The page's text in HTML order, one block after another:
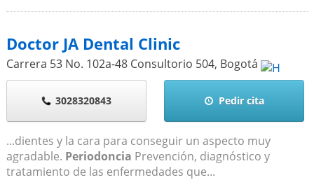
Doctor JA Dental Clinic
Carrera 53 No. 102a-48 Consultorio 504, Bogotá
3028320843 Pedir cita
...dientes y la cara para conseguir un aspecto muy
agradable. Periodoncia Prevención, diagnóstico y
tratamiento de las enfermedades que...